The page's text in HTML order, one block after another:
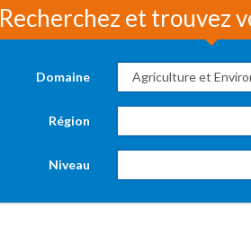
Recherchez et trouvez
Domaine
Région
Niveau